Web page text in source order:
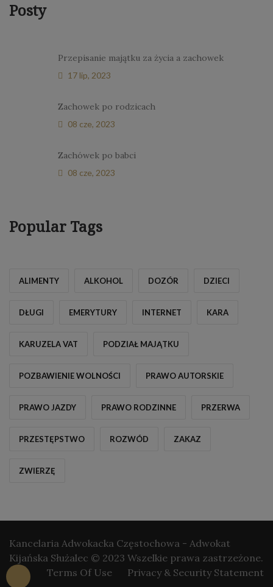
Posty
Przepisanie majątku za życia a zachowek
17 lip, 2023
Zachowek po rodzicach
08 cze, 2023
Zachówek po babci
08 cze, 2023
Popular Tags
ALIMENTY ALKOHOL DOZÓR DZIECI
DŁUGI EMERYTURY INTERNET KARA
KARUZELA VAT PODZIAŁ MAJĄTKU
POZBAWIENIE WOLNOŚCI PRAWO AUTORSKIE
PRAWO JAZDY PRAWO RODZINNE PRZERWA
PRZESTĘPSTWO ROZWÓD ZAKAZ
ZWIERZĘ
Kancelaria Adwokacka Częstochowa - Adwokat
Kijańska Służalec © 2023 Wszelkie prawa zastrzeżone.
Terms Of Use
Privacy & Security Statement